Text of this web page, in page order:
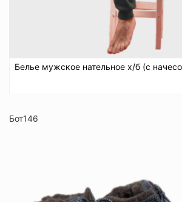
Белье мужское нательное х/б (с
Бот146